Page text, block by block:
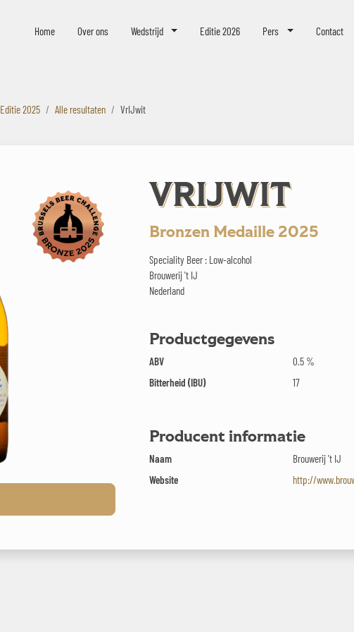
Home Over ons Wedstrijd Editie 2026 Pers Contact
Editie 2025 Alle resultaten VrIJwit
VRIJWIT
Bronzen Medaille 2025
Speciality Beer : Low-alcohol
Brouwerij 't IJ
Nederland
Productgegevens
ABV
0.5 %
Bitterheid (IBU)
17
Producent informatie
Naam
Brouwerij 't IJ
Website
http://